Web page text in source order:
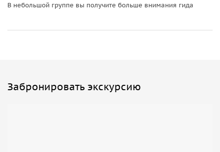
В небольшой группе вы получите больше внимания гида
Забронировать экскурсию